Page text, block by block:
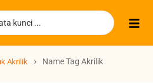
Akrilik › Name Tag Akrilik